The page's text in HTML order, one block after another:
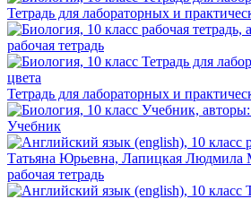
Тетрадь для лабораторных и
рабочая тетрадь
Тетрадь для лабораторных и
Учебник
рабочая тетрадь